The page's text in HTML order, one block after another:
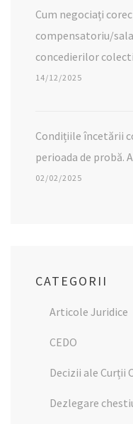
Cum negociați
compensatoriu/
concedierilor
14/12/2025
Condițiile încetării
perioada de probă.
02/02/2025
CATEGORII
Articole Juridice
CEDO
Decizii ale Curții
Dezlegare